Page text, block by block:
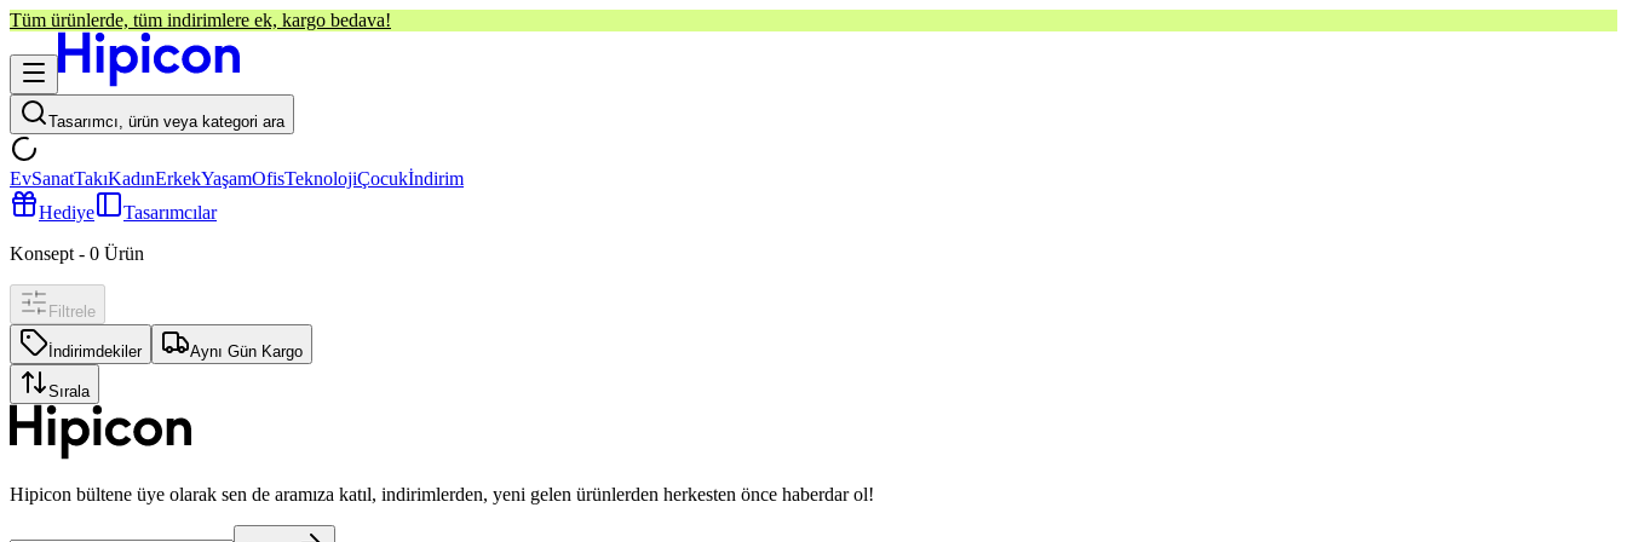
Tüm ürünlerde, tüm indirimlere ek, kargo bedava!
Tasarımcı, ürün veya kategori ara
EvSanatTakıKadınErkekYaşamOfisTeknolojiÇocukİndirim
Hediye
Tasarımcılar
Konsept - 0 Ürün
Filtrele
İndirimdekiler Aynı Gün Kargo
Sırala
Hipicon bültene üye olarak sen de aramıza katıl, indirimlerden, yeni gelen ürünlerden herkesten önce haberdar ol!